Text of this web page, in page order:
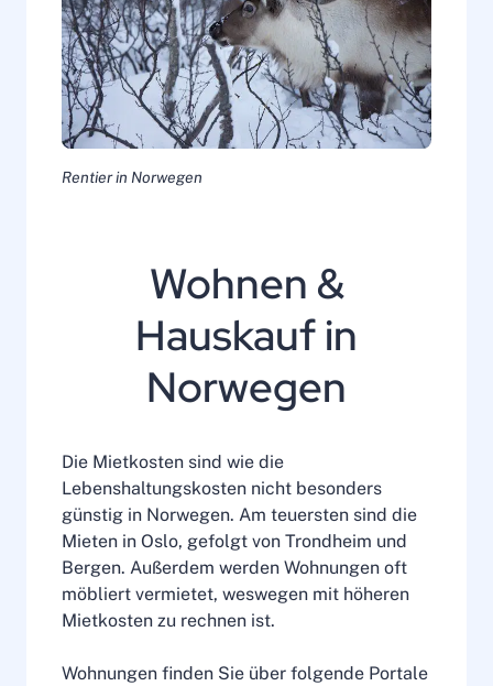
Rentier in Norwegen
Wohnen &
Hauskauf in
Norwegen
Die Mietkosten sind wie die
Lebenshaltungskosten nicht besonders
günstig in Norwegen. Am teuersten sind die
Mieten in Oslo, gefolgt von Trondheim und
Bergen. Außerdem werden Wohnungen oft
möbliert vermietet, weswegen mit höheren
Mietkosten zu rechnen ist.
Wohnungen finden Sie über folgende Portale